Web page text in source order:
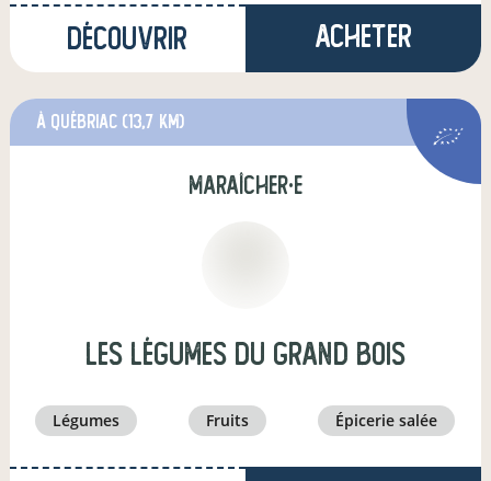
Découvrir Acheter
à Québriac (13,7 km)
maraîcher·e
Les Légumes du Grand Bois
légumes fruits épicerie salée